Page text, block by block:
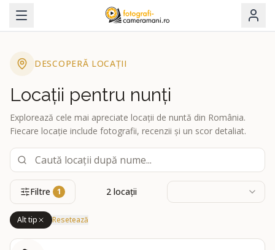
DESCOPERĂ LOCAȚII
Locații pentru nunți
Explorează cele mai apreciate locații de nuntă din România.
Fiecare locație include fotografii, recenzii și un scor detaliat.
Filtre 1 2 locații
Alt tip Resetează